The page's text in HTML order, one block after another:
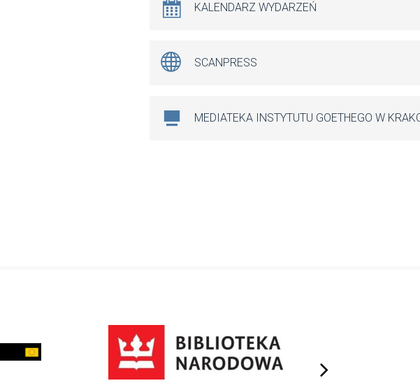
KALENDARZ WYDARZEŃ
SCANPRESS
MEDIATEKA INSTYTUTU GOETHEGO W
next